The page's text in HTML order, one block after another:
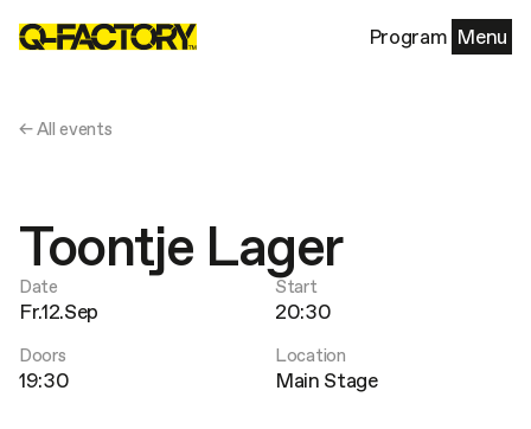
Program Menu
← All events
Toontje Lager
Date
Fr.12.Sep
Start
20:30
Doors
19:30
Location
Main Stage